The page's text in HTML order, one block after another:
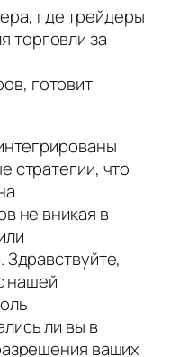
где трейдеры
торговли за
готовит
стратегии, что
не вникая в
нашей
ли вы в
ваших